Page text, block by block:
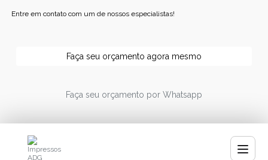
Entre em contato com um de nossos especialistas!
Faça seu orçamento agora mesmo
Faça seu orçamento por Whatsapp